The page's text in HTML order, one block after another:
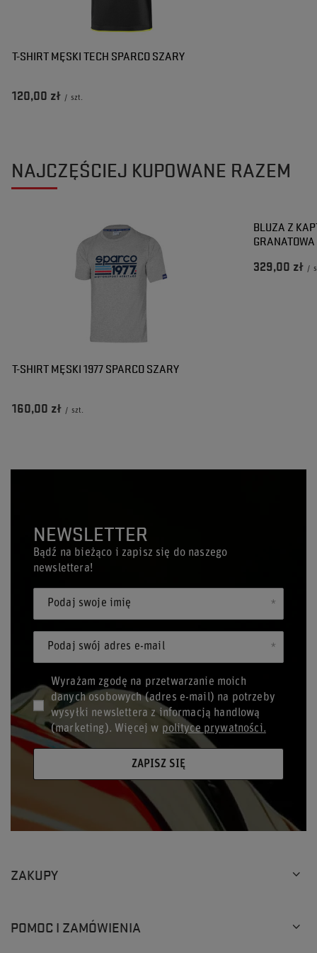
T-SHIRT MĘSKI TECH SPARCO SZARY
120,00 zł / szt.
NAJCZĘŚCIEJ KUPOWANE RAZEM
T-SHIRT MĘSKI 1977 SPARCO SZARY
160,00 zł / szt.
BLUZA Z
GRANATOWA
329,00 zł /
NEWSLETTER
Bądź na bieżąco i zapisz się do naszego
newslettera!
Podaj swoje imię
Podaj swój adres e-mail
Wyrażam zgodę na przetwarzanie moich
danych osobowych (adres e-mail) na potrzeby
wysyłki newslettera z informacją handlową
(marketing). Więcej w polityce prywatności.
ZAPISZ SIĘ
ZAKUPY
POMOC I ZAMÓWIENIA